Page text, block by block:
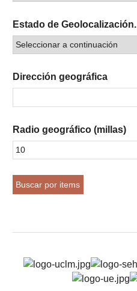
Estado de Geolocalización.
Dirección geográfica
Radio geográfico (millas)